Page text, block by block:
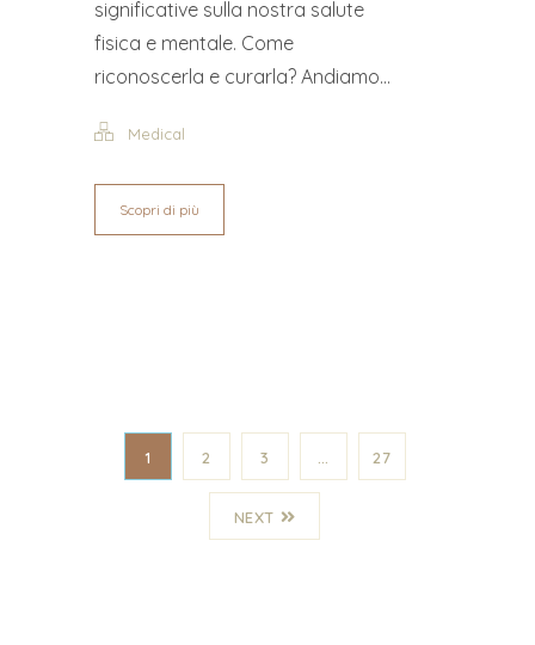
significative sulla nostra salute
fisica e mentale. Come
riconoscerla e curarla? Andiamo...
Medical
Scopri di più
1 2 3 27
NEXT